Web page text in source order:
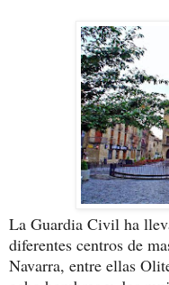
La Guardia Civil ha
diferentes centros de
Navarra, entre ellas